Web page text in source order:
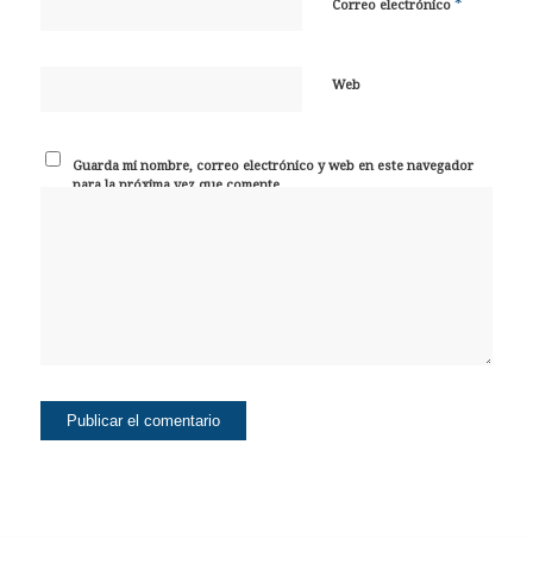
Correo electrónico *
Web
Guarda mi nombre, correo electrónico y web en este navegador
para la próxima vez que comente.